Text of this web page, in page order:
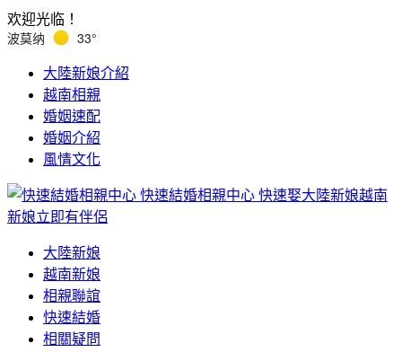
欢迎光临！
波莫纳 33°
大陸新娘介紹
越南相親
婚姻速配
婚姻介紹
風情文化
快速結婚相親中心 快速娶大陸新娘越南
新娘立即有伴侶
大陸新娘
越南新娘
相親聯誼
快速結婚
相關疑問